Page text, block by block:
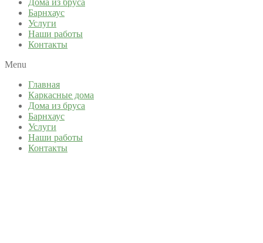
Барнхаус
Услуги
Наши работы
Контакты
Menu
Главная
Каркасные дома
Дома из бруса
Барнхаус
Услуги
Наши работы
Контакты